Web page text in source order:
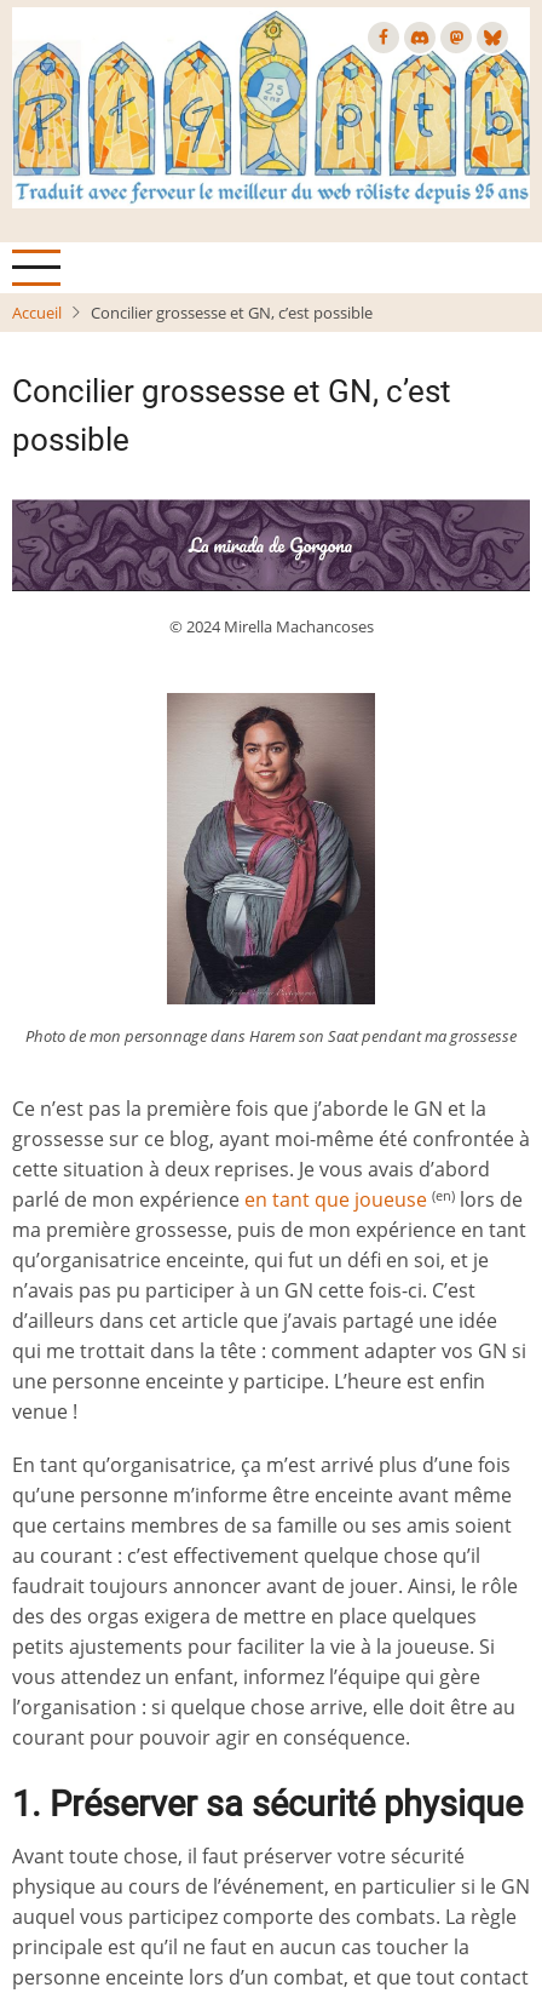
Aller
contenu
principal
Accueil Concilier grossesse et GN, c’est possible
Concilier grossesse et GN, c’est
possible
© 2024 Mirella Machancoses
Photo de mon personnage dans Harem son Saatpendant ma grossesse
Ce n’est pas la première fois que j’aborde le GN et la
grossesse sur ce blog, ayant moi-même été confrontée à
cette situation à deux reprises. Je vous avais d’abord
parlé de mon expérience en tant que joueuse (en) lors de
ma première grossesse, puis de mon expérience en tant
qu’organisatrice enceinte, qui fut un défi en soi, et je
n’avais pas pu participer à un GN cette fois-ci. C’est
d’ailleurs dans cet article que j’avais partagé une idée
qui me trottait dans la tête : comment adapter vos GN si
une personne enceinte y participe. L’heure est enfin
venue !
En tant qu’organisatrice, ça m’est arrivé plus d’une fois
qu’une personne m’informe être enceinte avant même
que certains membres de sa famille ou ses amis soient
au courant : c’est effectivement quelque chose qu’il
faudrait toujours annoncer avant de jouer. Ainsi, le rôle
des des orgas exigera de mettre en place quelques
petits ajustements pour faciliter la vie à la joueuse. Si
vous attendez un enfant, informez l’équipe qui gère
l’organisation : si quelque chose arrive, elle doit être au
courant pour pouvoir agir en conséquence.
1. Préserver sa sécurité physique
Avant toute chose, il faut préserver votre sécurité
physique au cours de l’événement, en particulier si le GN
auquel vous participez comporte des combats. La règle
principale est qu’il ne faut en aucun cas toucher la
personne enceinte lors d’un combat, et que tout contact